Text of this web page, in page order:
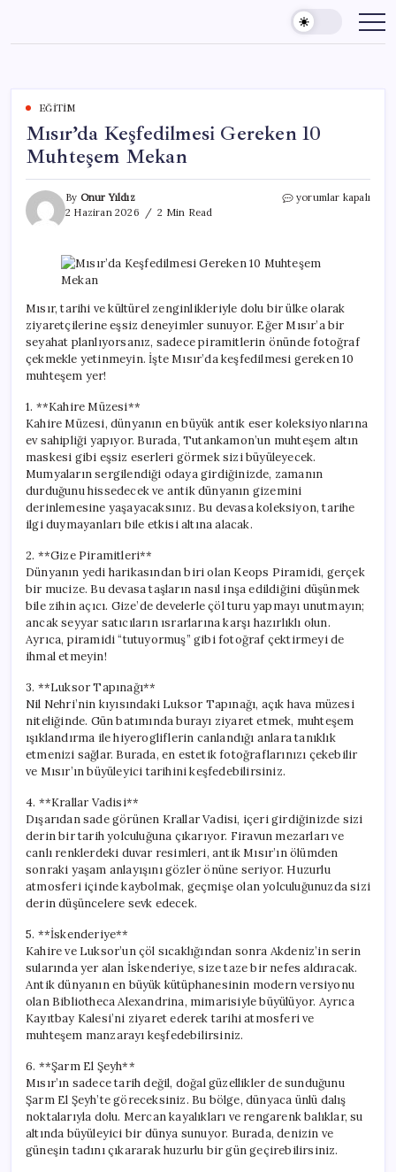
content
EĞITIM
Mısır’da Keşfedilmesi Gereken 10
Muhteşem Mekan
By Onur Yıldız
2 Haziran 2026
2 Min Read
Mısır’da
Mekan
yorumlar kapalı
Mısır, tarihi ve kültürel zenginlikleriyle dolu bir ülke olarak
ziyaretçilerine eşsiz deneyimler sunuyor. Eğer Mısır’a bir
seyahat planlıyorsanız, sadece piramitlerin önünde fotoğraf
çekmekle yetinmeyin. İşte Mısır’da keşfedilmesi gereken 10
muhteşem yer!
1. **Kahire Müzesi**
Kahire Müzesi, dünyanın en büyük antik eser koleksiyonlarına
ev sahipliği yapıyor. Burada, Tutankamon’un muhteşem altın
maskesi gibi eşsiz eserleri görmek sizi büyüleyecek.
Mumyaların sergilendiği odaya girdiğinizde, zamanın
durduğunu hissedecek ve antik dünyanın gizemini
derinlemesine yaşayacaksınız. Bu devasa koleksiyon, tarihe
ilgi duymayanları bile etkisi altına alacak.
2. **Gize Piramitleri**
Dünyanın yedi harikasından biri olan Keops Piramidi, gerçek
bir mucize. Bu devasa taşların nasıl inşa edildiğini düşünmek
bile zihin açıcı. Gize’de develerle çöl turu yapmayı unutmayın;
ancak seyyar satıcıların ısrarlarına karşı hazırlıklı olun.
Ayrıca, piramidi “tutuyormuş” gibi fotoğraf çektirmeyi de
ihmal etmeyin!
3. **Luksor Tapınağı**
Nil Nehri’nin kıyısındaki Luksor Tapınağı, açık hava müzesi
niteliğinde. Gün batımında burayı ziyaret etmek, muhteşem
ışıklandırma ile hiyerogliflerin canlandığı anlara tanıklık
etmenizi sağlar. Burada, en estetik fotoğraflarınızı çekebilir
ve Mısır’ın büyüleyici tarihini keşfedebilirsiniz.
4. **Krallar Vadisi**
Dışarıdan sade görünen Krallar Vadisi, içeri girdiğinizde sizi
derin bir tarih yolculuğuna çıkarıyor. Firavun mezarları ve
canlı renklerdeki duvar resimleri, antik Mısır’ın ölümden
sonraki yaşam anlayışını gözler önüne seriyor. Huzurlu
atmosferi içinde kaybolmak, geçmişe olan yolculuğunuzda sizi
derin düşüncelere sevk edecek.
5. **İskenderiye**
Kahire ve Luksor’un çöl sıcaklığından sonra Akdeniz’in serin
sularında yer alan İskenderiye, size taze bir nefes aldıracak.
Antik dünyanın en büyük kütüphanesinin modern versiyonu
olan Bibliotheca Alexandrina, mimarisiyle büyülüyor. Ayrıca
Kayıtbay Kalesi’ni ziyaret ederek tarihi atmosferi ve
muhteşem manzarayı keşfedebilirsiniz.
6. **Şarm El Şeyh**
Mısır’ın sadece tarih değil, doğal güzellikler de sunduğunu
Şarm El Şeyh’te göreceksiniz. Bu bölge, dünyaca ünlü dalış
noktalarıyla dolu. Mercan kayalıkları ve rengarenk balıklar, su
altında büyüleyici bir dünya sunuyor. Burada, denizin ve
güneşin tadını çıkararak huzurlu bir gün geçirebilirsiniz.